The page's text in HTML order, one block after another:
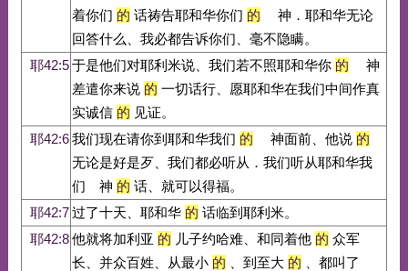
着你们 的 话祷告耶和华你们 的 神．耶和华无论
回答什么、我必都告诉你们、毫不隐瞒。
耶42:5于是他们对耶利米说、我们若不照耶和华你 的 神
差遣你来说 的 一切话行、愿耶和华在我们中间作真
实诚信 的 见证。
耶42:6我们现在请你到耶和华我们 的 神面前、他说 的
无论是好是歹、我们都必听从．我们听从耶和华我
们 神 的 话、就可以得福。
耶42:7过了十天、耶和华 的 话临到耶利米。
耶42:8他就将加利亚 的 儿子约哈难、和同着他 的 众军
长、并众百姓、从最小 的 、到至大 的 、都叫了